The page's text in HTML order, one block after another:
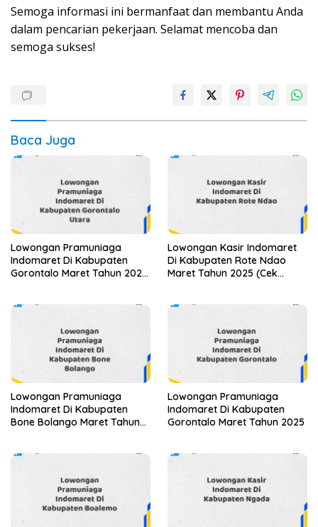
Semoga informasi ini bermanfaat dan membantu Anda
dalam pencarian pekerjaan. Selamat mencoba dan
semoga sukses!
Baca Juga
Lowongan Pramuniaga
Indomaret Di Kabupaten
Gorontalo Maret Tahun 2025
Lowongan Kasir Indomaret
Di Kabupaten Rote Ndao
Maret Tahun 2025 (Cek
Lowongan Pramuniaga
Indomaret Di Kabupaten
Bone Bolango Maret Tahun
Lowongan Pramuniaga
Indomaret Di Kabupaten
Gorontalo Maret Tahun 2025